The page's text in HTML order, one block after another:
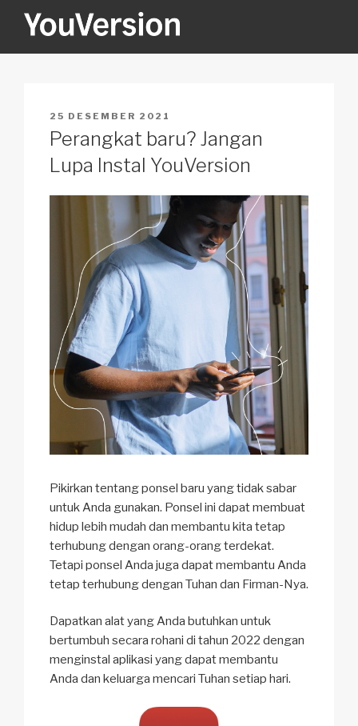
YOUVERSION
POSTED
ON
25 DESEMBER 2021
Perangkat baru? Jangan
Lupa Instal YouVersion
Pikirkan tentang ponsel baru yang tidak sabar
untuk Anda gunakan. Ponsel ini dapat membuat
hidup lebih mudah dan membantu kita tetap
terhubung dengan orang-orang terdekat.
Tetapi ponsel Anda juga dapat membantu Anda
tetap terhubung dengan Tuhan dan Firman-Nya.
Dapatkan alat yang Anda butuhkan untuk
bertumbuh secara rohani di tahun 2022 dengan
menginstal aplikasi yang dapat membantu
Anda dan keluarga mencari Tuhan setiap hari.